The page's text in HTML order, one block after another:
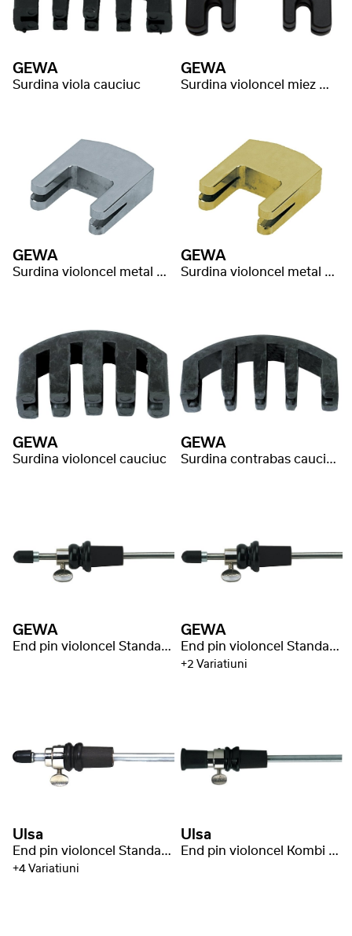
GEWA
Surdina viola cauciuc
GEWA
Surdina violoncel miez metal
GEWA
Surdina violoncel metal cromat
GEWA
Surdina violoncel metal auriu
GEWA
Surdina violoncel cauciuc
GEWA
Surdina contrabas cauciuc
GEWA
End pin violoncel Standard 52cm/Ø8mm
GEWA
End pin violoncel Standard 52cm/Ø10mm
+2 Variatiuni
Ulsa
End pin violoncel Standard 52cm/Ø10mm
+4 Variatiuni
Ulsa
End pin violoncel Kombi 52cm/Ø10mm